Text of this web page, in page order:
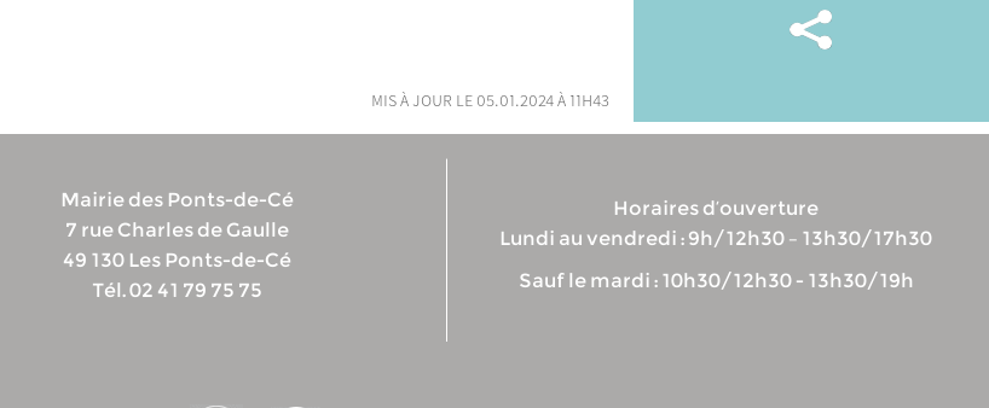
mis à jour le 05.01.2024 à 11h43
Mairie des Ponts-de-Cé
7 rue Charles de Gaulle
49 130 Les Ponts-de-Cé
Tél. 02 41 79 75 75
Horaires d’ouverture
Lundi au vendredi : 9h/12h30 – 13h30/17h30
Sauf le mardi : 10h30/12h30 - 13h30/19h